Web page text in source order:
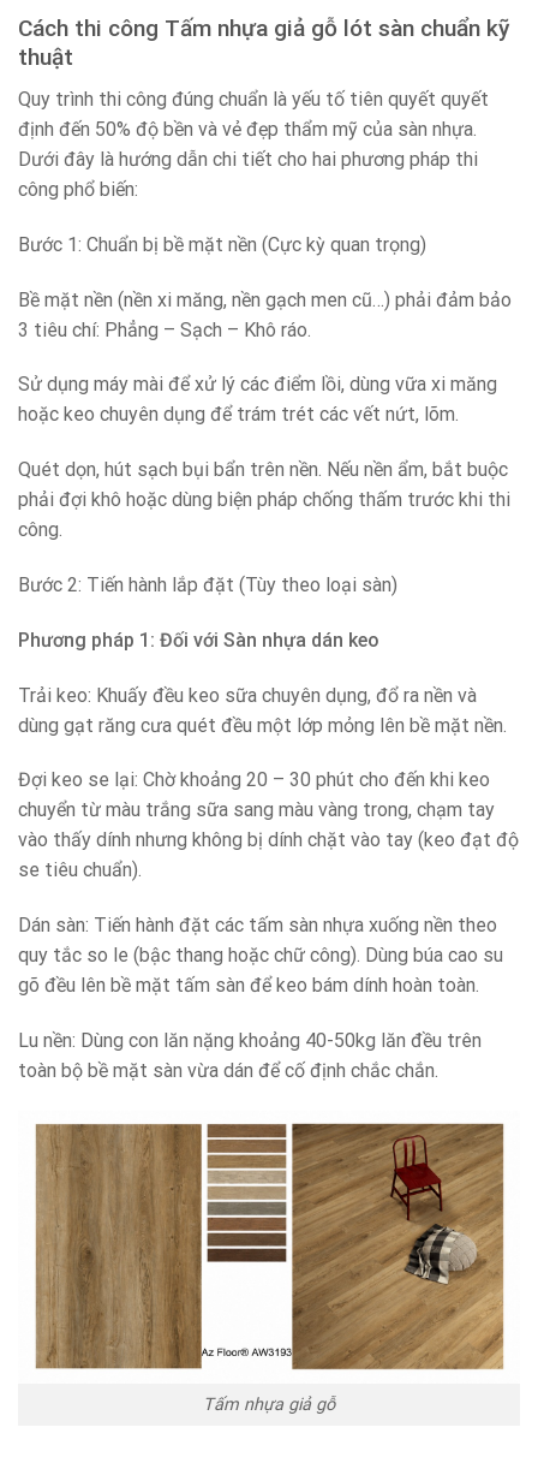
Cách thi công Tấm nhựa giả gỗ lót sàn chuẩn kỹ
thuật
Quy trình thi công đúng chuẩn là yếu tố tiên quyết quyết
định đến 50% độ bền và vẻ đẹp thẩm mỹ của sàn nhựa.
Dưới đây là hướng dẫn chi tiết cho hai phương pháp thi
công phổ biến:
Bước 1: Chuẩn bị bề mặt nền (Cực kỳ quan trọng)
Bề mặt nền (nền xi măng, nền gạch men cũ…) phải đảm bảo
3 tiêu chí: Phẳng – Sạch – Khô ráo.
Sử dụng máy mài để xử lý các điểm lồi, dùng vữa xi măng
hoặc keo chuyên dụng để trám trét các vết nứt, lõm.
Quét dọn, hút sạch bụi bẩn trên nền. Nếu nền ẩm, bắt buộc
phải đợi khô hoặc dùng biện pháp chống thấm trước khi thi
công.
Bước 2: Tiến hành lắp đặt (Tùy theo loại sàn)
Phương pháp 1: Đối với Sàn nhựa dán keo
Trải keo: Khuấy đều keo sữa chuyên dụng, đổ ra nền và
dùng gạt răng cưa quét đều một lớp mỏng lên bề mặt nền.
Đợi keo se lại: Chờ khoảng 20 – 30 phút cho đến khi keo
chuyển từ màu trắng sữa sang màu vàng trong, chạm tay
vào thấy dính nhưng không bị dính chặt vào tay (keo đạt độ
se tiêu chuẩn).
Dán sàn: Tiến hành đặt các tấm sàn nhựa xuống nền theo
quy tắc so le (bậc thang hoặc chữ công). Dùng búa cao su
gõ đều lên bề mặt tấm sàn để keo bám dính hoàn toàn.
Lu nền: Dùng con lăn nặng khoảng 40-50kg lăn đều trên
toàn bộ bề mặt sàn vừa dán để cố định chắc chắn.
Tấm nhựa giả gỗ